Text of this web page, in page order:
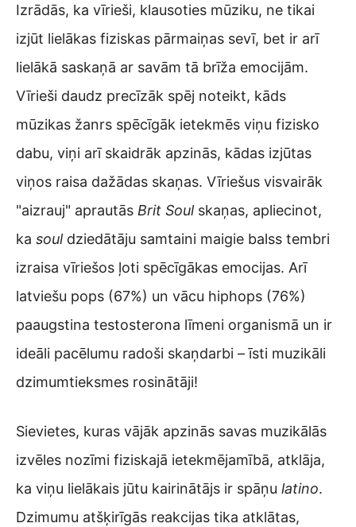
Izrādās, ka vīrieši, klausoties mūziku, ne tikai
izjūt lielākas fiziskas pārmaiņas sevī, bet ir arī
lielākā saskaņā ar savām tā brīža emocijām.
Vīrieši daudz precīzāk spēj noteikt, kāds
mūzikas žanrs spēcīgāk ietekmēs viņu fizisko
dabu, viņi arī skaidrāk apzinās, kādas izjūtas
viņos raisa dažādas skaņas. Vīriešus visvairāk
"aizrauj" aprautās Brit Soul skaņas, apliecinot,
ka souldziedātāju samtaini maigie balss tembri
izraisa vīriešos ļoti spēcīgākas emocijas. Arī
latviešu pops (67%) un vācu hiphops (76%)
paaugstina testosterona līmeni organismā un ir
ideāli pacēlumu radoši skaņdarbi – īsti muzikāli
dzimumtieksmes rosinātāji!
Sievietes, kuras vājāk apzinās savas muzikālās
izvēles nozīmi fiziskajā ietekmējamībā, atklāja,
ka viņu lielākais jūtu kairinātājs ir spāņu latino.
Dzimumu atšķirīgās reakcijas tika atklātas,